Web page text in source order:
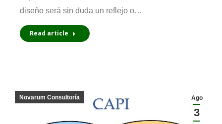
diseño será sin duda un reflejo o…
Read article
Ago
3
Novarum Consultoría